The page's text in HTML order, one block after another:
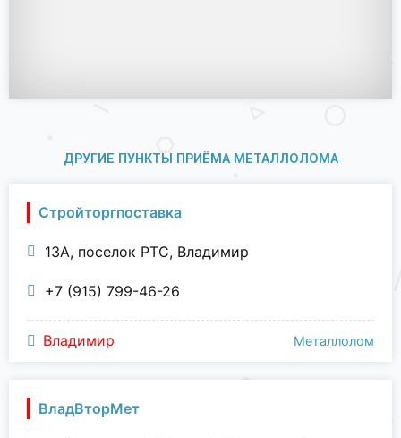
ДРУГИЕ ПУНКТЫ ПРИЁМА МЕТАЛЛОЛОМА
Стройторгпоставка
13А, поселок РТС, Владимир
+7 (915) 799-46-26
Владимир Металлолом
ВладВторМет